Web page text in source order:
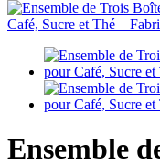
Ensemble